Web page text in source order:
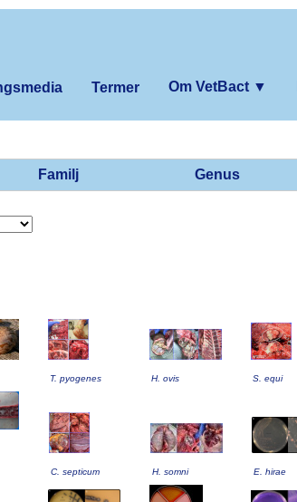
Termer Om VetBact ▼
Familj Genus
T. pyogenes H. ovis S. equi
C. septicum H. somni E. hirae